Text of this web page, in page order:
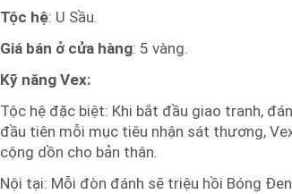
Tộc hệ: U Sầu.
Giá bán ở cửa hàng: 5 vàng.
Kỹ năng Vex:
Tộc hệ đặc biệt: Khi bắt đầu giao tranh,
đầu tiên mỗi mục tiêu nhận sát thương,
cộng dồn cho bản thân.
Nội tại: Mỗi đòn đánh sẽ triệu hồi Bóng